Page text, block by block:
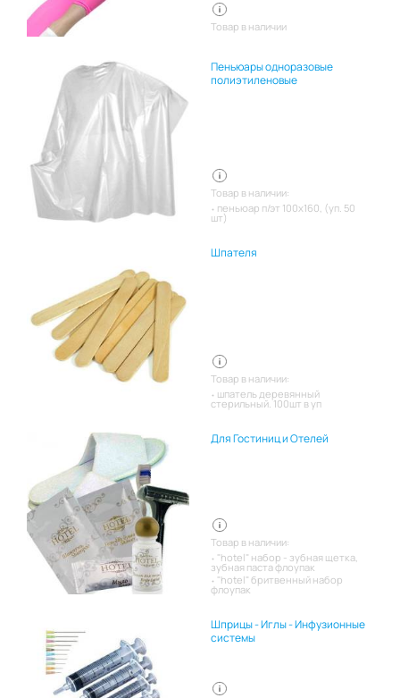
Товар в наличии
Пеньюары одноразовые
полиэтиленовые
Товар в наличии:
пеньюар п/эт 100х160, (уп. 50
шт)
Шпателя
Товар в наличии:
шпатель деревянный
стерильный. 100шт в уп
Для Гостиниц и Отелей
Товар в наличии:
"hotel" набор - зубная щетка,
зубная паста флоупак
"hotel" бритвенный набор
флоупак
Шприцы - Иглы - Инфузионные
системы